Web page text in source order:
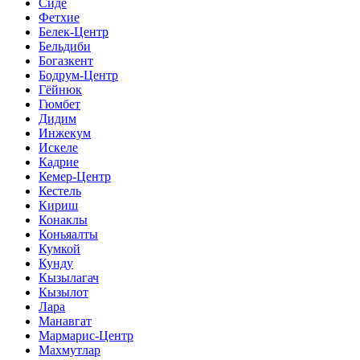
Фетхие
Белек-Центр
Бельдиби
Богазкент
Бодрум-Центр
Гёйнюк
Гюмбет
Дидим
Инжекум
Искеле
Кадрие
Кемер-Центр
Кестель
Кириш
Конаклы
Коньяалты
Кумкой
Кунду
Кызылагач
Кызылот
Лара
Манавгат
Мармарис-Центр
Махмутлар